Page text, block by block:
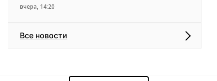
вчера, 14:20
Все новости